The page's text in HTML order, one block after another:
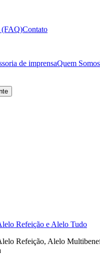
(FAQ)Contato
de imprensaQuem Somos
Refeição e Alelo Tudo
Refeição, Alelo